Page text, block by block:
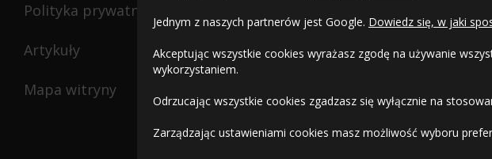
Jednym z naszych partnerów jest Google. Dowiedz się, w jaki
Akceptując wszystkie cookies wyrażasz zgodę na używanie
wykorzystaniem.
Odrzucając wszystkie cookies zgadzasz się wyłącznie na
Zarządzając ustawieniami cookies masz możliwość wyboru
Polityka prywatności
Artykuły
Mapa witryny
Dlaczego
Raty